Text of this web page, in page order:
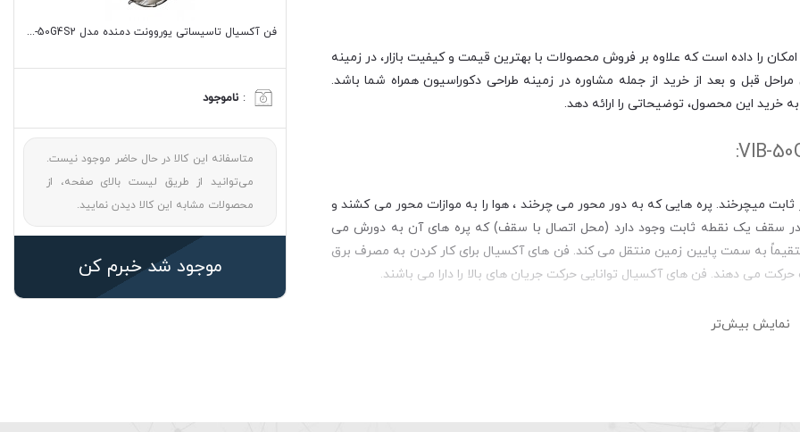
را داده است که علاوه بر فروش محصولات با بهترین قیمت و کیفیت بازار، در زمینه
قبل و بعد از خرید از جمله مشاوره در زمینه طراحی دکوراسیون همراه شما باشد.
خرید این محصول، توضیحاتی را ارائه دهد.
میچرخند. پره هایی که به دور محور می چرخند ، هوا را به موازات محور می کشند و
سقف یک نقطه ثابت وجود دارد (محل اتصال با سقف) که پره های آن به دورش می
به سمت پایین زمین منتقل می کند. فن های آکسیال برای کار کردن به مصرف برق
می دهند. فن های آکسیال توانایی حرکت جریان های بالا را دارا می باشند.
بر روی دیوار می باشد.
نمایش بیش‌تر
فن آکسیال تاسیساتی یوروونت دمنده مدل VIB-50G4S2
: ناموجود
متاسفانه این کالا در حال حاضر موجود نیست.
می‌توانید از طریق لیست بالای صفحه، از
محصولات مشابه این کالا دیدن نمایید.
موجود شد خبرم کن